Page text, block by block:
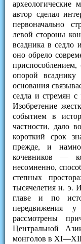
археологические
автор сделал
первоначально
левой стороны
всадника в
оно обрело
опорой
основания
седла и стремян с
Изобретение
событием в
частности, дало
короткий срок
прежде, и
кочевников —
несомненно,
степных
тысячелетия н. э.
главе и по
передвижения
рассмотрены
Центральной
монголов в